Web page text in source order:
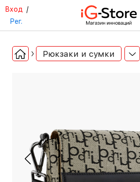
Вход /
Рег.
Рюкзаки и сумки